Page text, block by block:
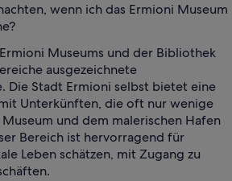
wenn ich das Ermioni Museum
Museums und der Bibliothek
ausgezeichnete
Die Stadt Ermioni selbst bietet eine
Unterkünften, die oft nur wenige
und dem malerischen Hafen
Bereich ist hervorragend für
Leben schätzen, mit Zugang zu